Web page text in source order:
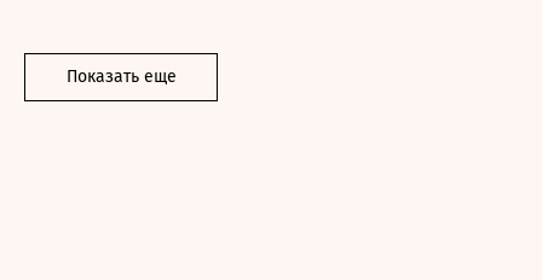
Показать еще